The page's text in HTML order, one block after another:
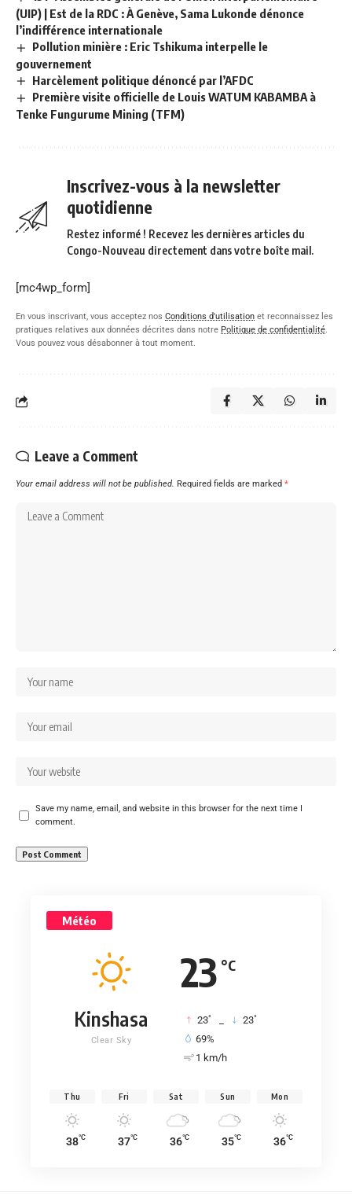
(UIP) | Est de la RDC : À Genève, Sama Lukonde dénonce
l’indifférence internationale
Pollution minière : Eric Tshikuma interpelle le
gouvernement
Harcèlement politique dénoncé par l’AFDC
Première visite officielle de Louis WATUM KABAMBA à
Tenke Fungurume Mining (TFM)
Inscrivez-vous à la newsletter
quotidienne
Restez informé ! Recevez les dernières articles du
Congo-Nouveau directement dans votre boîte mail.
[mc4wp_form]
En vous inscrivant, vous acceptez nos Conditions d'utilisation et reconnaissez les
pratiques relatives aux données décrites dans notre Politique de confidentialité.
Vous pouvez vous désabonner à tout moment.
Leave a Comment
Your email address will not be published. Required fields are marked *
Save my name, email, and website in this browser for the next time I
comment.
Météo
23 °C
Kinshasa
Clear Sky
23° 23°
69%
1 km/h
Thu
38°C
Fri
37°C
Sat
36°C
Sun
35°C
Mon
36°C